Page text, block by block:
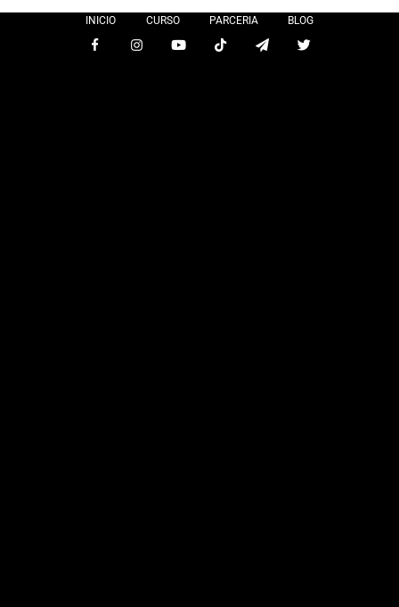
INICIO CURSO PARCERIA BLOG